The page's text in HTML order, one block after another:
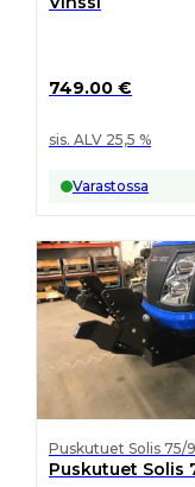
749.00 €
sis. ALV 25,5 %
Varastossa
Puskutuet Solis 75/
Puskutuet Solis